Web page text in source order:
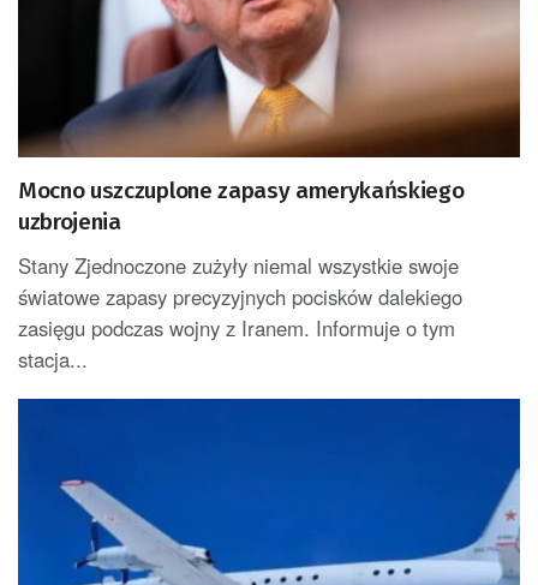
Mocno uszczuplone zapasy amerykańskiego
uzbrojenia
Stany Zjednoczone zużyły niemal wszystkie swoje
światowe zapasy precyzyjnych pocisków dalekiego
zasięgu podczas wojny z Iranem. Informuje o tym
stacja...